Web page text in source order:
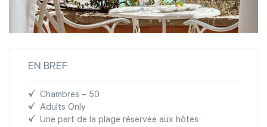
EN BREF
Chambres – 50
Adults Only
Une part de la plage réservée aux hôtes